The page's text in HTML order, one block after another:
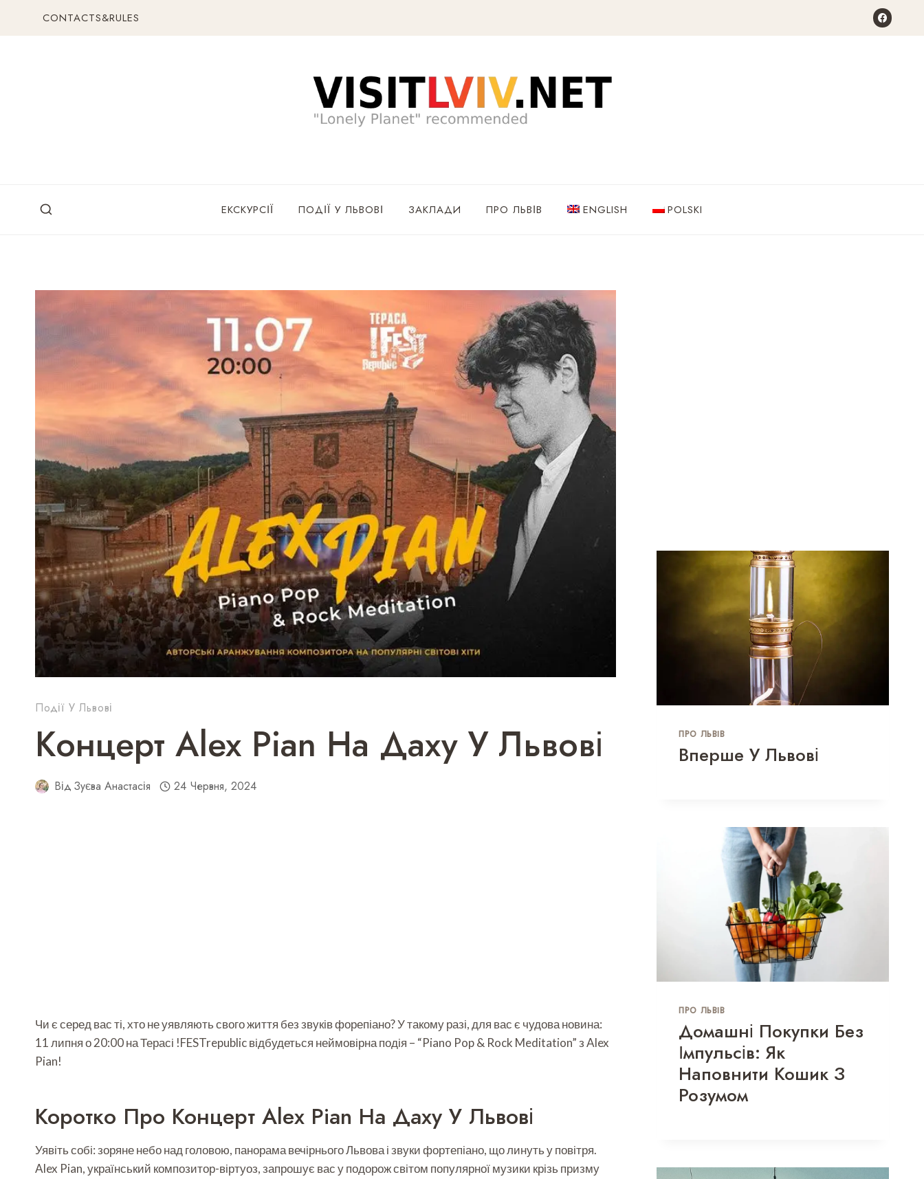
CONTACTS&RULES
ЕКСКУРСІЇ ПОДІЇ У ЛЬВОВІ ЗАКЛАДИ ПРО ЛЬВІВ ENGLISH POLSKI
Події У Львові
Концерт Alex Pian На Даху У Львові
Від Зуєва Анастасія 24 Червня, 2024
Чи є серед вас ті, хто не уявляють свого життя без звуків форепіано? У такому разі, для вас є чудова новина:
11 липня о 20:00 на Терасі !FESTrepublic відбудеться неймовірна подія – “Piano Pop & Rock Meditation” з Alex
Pian!
Коротко Про Концерт Alex Pian На Даху У Львові
Уявіть собі: зоряне небо над головою, панорама вечірнього Львова і звуки фортепіано, що линуть у повітря.
Alex Pian, український композитор-віртуоз, запрошує вас у подорож світом популярної музики крізь призму
ПРО ЛЬВІВ
Вперше У Львові
ПРО ЛЬВІВ
Домашні Покупки Без
Імпульсів: Як
Наповнити Кошик З
Розумом